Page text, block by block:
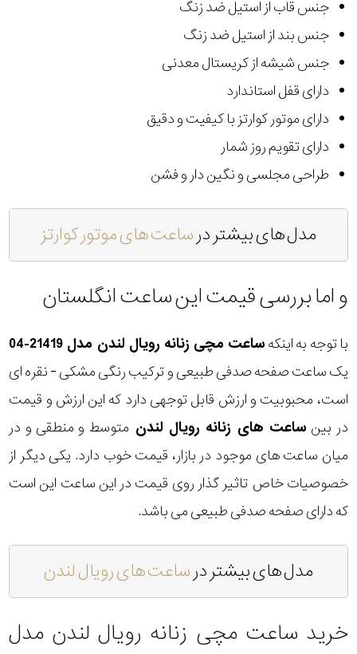
جنس قاب از استیل ضد زنگ
جنس بند از استیل ضد زنگ
جنس شیشه از کریستال معدنی
دارای قفل استاندارد
دارای موتور کوارتز با کیفیت و دقیق
دارای تقویم روز شمار
طراحی مجلسی و نگین دار و فشن
مدل های بیشتر درساعت های موتور کوارتز
و اما بررسی قیمت این ساعت انگلستان
با توجه به اینکهساعت مچی زنانه رویال لندن مدل 21419-04
یک ساعت صفحه صدفی طبیعی و ترکیب رنگی مشکی - نقره ای
است، محبوبیت و ارزش قابل توجهی دارد که این ارزش و قیمت
در بین ساعت های زنانه رویال لندن متوسط و منطقی و در
میان ساعت های موجود در بازار، قیمت خوب دارد. یکی دیگر از
خصوصیات خاص تاثیر گذار روی قیمت در این ساعت این است
که دارای صفحه صدفی طبیعی می باشد.
مدل های بیشتر درساعت های رویال لندن
خرید ساعت مچی زنانه رویال لندن مدل